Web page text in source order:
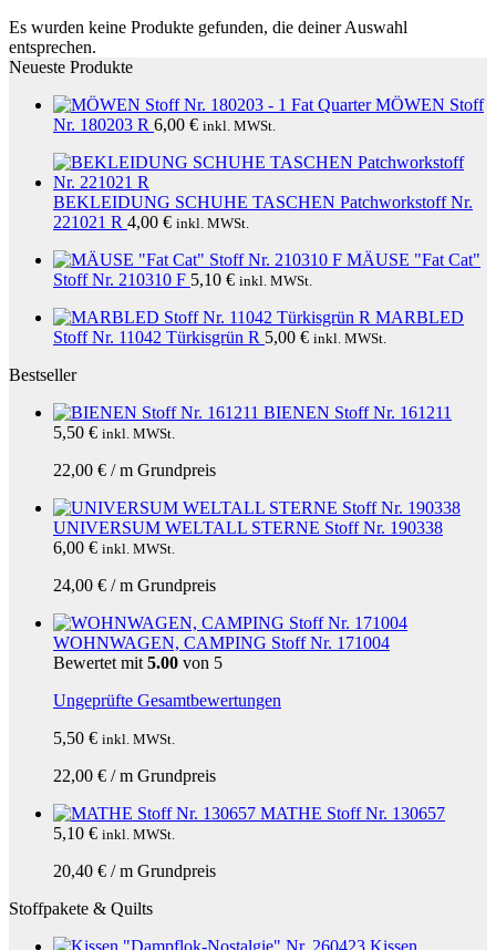
Es wurden keine Produkte gefunden, die deiner Auswahl
entsprechen.
Neueste Produkte
MÖWEN Stoff
Nr. 180203 R 6,00 € inkl. MWSt.
BEKLEIDUNG SCHUHE TASCHEN Patchworkstoff Nr.
221021 R 4,00 € inkl. MWSt.
MÄUSE "Fat Cat"
Stoff Nr. 210310 F 5,10 € inkl. MWSt.
MARBLED
Stoff Nr. 11042 Türkisgrün R 5,00 € inkl. MWSt.
Bestseller
BIENEN Stoff Nr. 161211
5,50 € inkl. MWSt.
22,00 € /m Grundpreis
UNIVERSUM WELTALL STERNE Stoff Nr. 190338
6,00 € inkl. MWSt.
24,00 € /m Grundpreis
WOHNWAGEN, CAMPING Stoff Nr. 171004
Bewertet mit 5.00 von 5
Ungeprüfte Gesamtbewertungen
5,50 € inkl. MWSt.
22,00 € /m Grundpreis
MATHE Stoff Nr. 130657
5,10 € inkl. MWSt.
20,40 € /m Grundpreis
Stoffpakete & Quilts
Kissen